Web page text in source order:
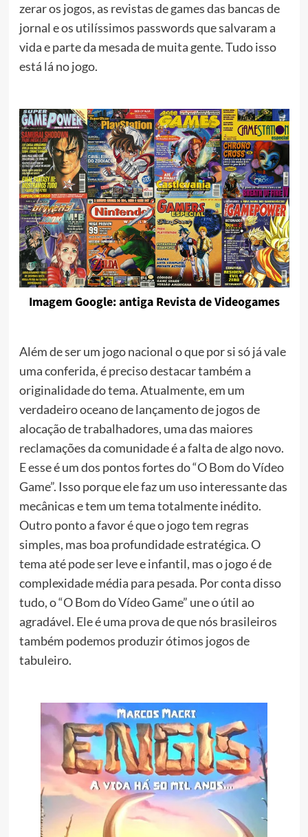
zerar os jogos, as revistas de games das bancas de
jornal e os utilíssimos passwords que salvaram a
vida e parte da mesada de muita gente. Tudo isso
está lá no jogo.
Imagem Google: antiga Revista de Videogames
Além de ser um jogo nacional o que por si só já vale
uma conferida, é preciso destacar também a
originalidade do tema. Atualmente, em um
verdadeiro oceano de lançamento de jogos de
alocação de trabalhadores, uma das maiores
reclamações da comunidade é a falta de algo novo.
E esse é um dos pontos fortes do “O Bom do Vídeo
Game”. Isso porque ele faz um uso interessante das
mecânicas e tem um tema totalmente inédito.
Outro ponto a favor é que o jogo tem regras
simples, mas boa profundidade estratégica. O
tema até pode ser leve e infantil, mas o jogo é de
complexidade média para pesada. Por conta disso
tudo, o “O Bom do Vídeo Game” une o útil ao
agradável. Ele é uma prova de que nós brasileiros
também podemos produzir ótimos jogos de
tabuleiro.